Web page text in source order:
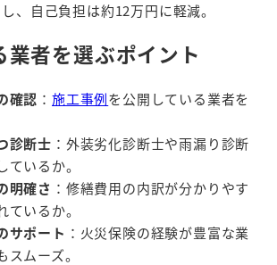
、自己負担は約12万円に軽減。
業者を選ぶポイント
確認 ：施工事例を公開している業者を
診断士 ：外装劣化診断士や雨漏り診断
ているか。
明確さ ：修繕費用の内訳が分かりやす
ているか。
サポート ：火災保険の経験が豊富な業
スムーズ。